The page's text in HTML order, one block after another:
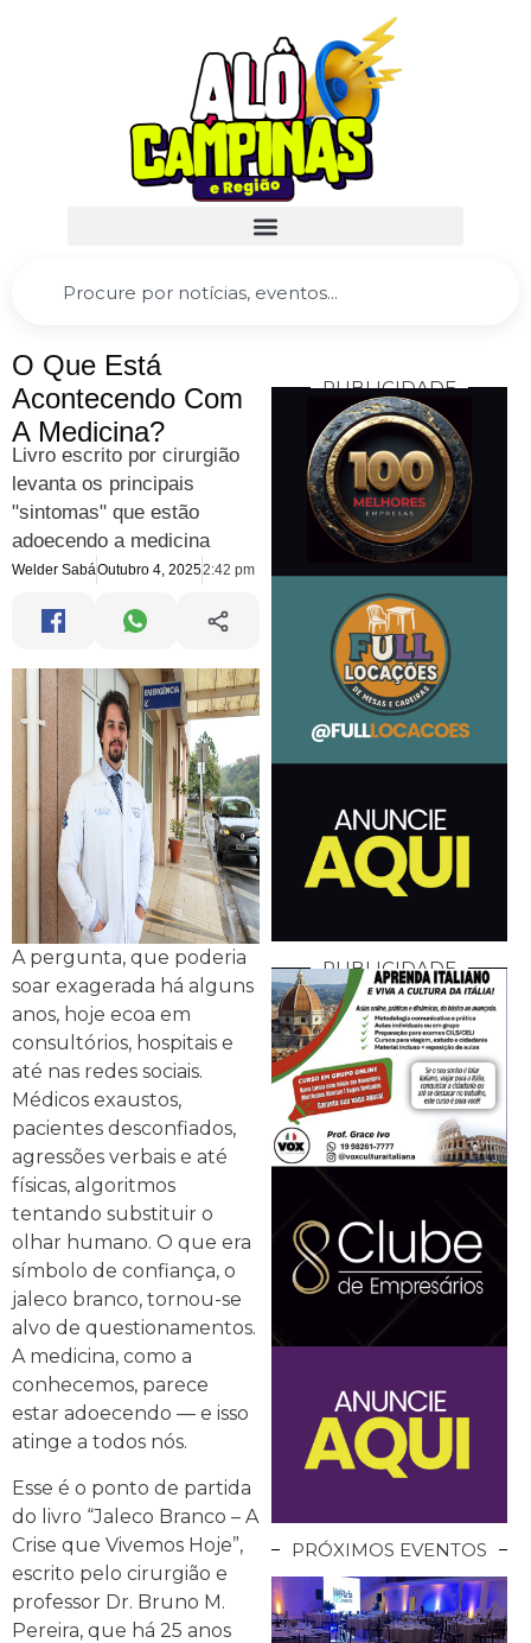
O Que Está
Acontecendo Com
A Medicina?
Livro escrito por cirurgião
levanta os principais
"sintomas" que estão
adoecendo a medicina
Welder SabáOutubro 4, 20252:42 pm
A pergunta, que poderia
soar exagerada há alguns
anos, hoje ecoa em
consultórios, hospitais e
até nas redes sociais.
Médicos exaustos,
pacientes desconfiados,
agressões verbais e até
físicas, algoritmos
tentando substituir o
olhar humano. O que era
símbolo de confiança, o
jaleco branco, tornou-se
alvo de questionamentos.
A medicina, como a
conhecemos, parece
estar adoecendo — e isso
atinge a todos nós.
Esse é o ponto de partida
do livro “Jaleco Branco – A
Crise que Vivemos Hoje”,
escrito pelo cirurgião e
professor Dr. Bruno M.
Pereira, que há 25 anos
PUBLICIDADE
PUBLICIDADE
PRÓXIMOS EVENTOS